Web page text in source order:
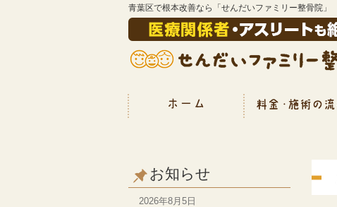
青葉区で根本改善なら「せんだいファミリー整骨院」
お知らせ
2026年8月5日